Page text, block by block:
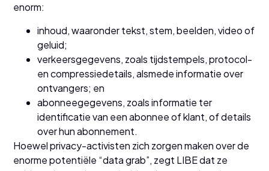
enorm:
inhoud, waaronder tekst, stem, beelden, video of
geluid;
verkeersgegevens, zoals tijdstempels, protocol-
en compressiedetails, alsmede informatie over
ontvangers; en
abonneegegevens, zoals informatie ter
identificatie van een abonnee of klant, of details
over hun abonnement.
Hoewel privacy-activisten zich zorgen maken over de
enorme potentiële “data grab”, zegt LIBE dat ze